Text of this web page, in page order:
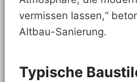
vermissen lassen,“
Altbau-Sanierung.
Typische